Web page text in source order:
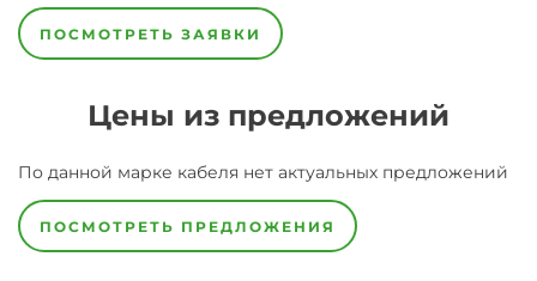
ПОСМОТРЕТЬ ЗАЯВКИ
Цены из предложений
По данной марке кабеля нет актуальных предложений
ПОСМОТРЕТЬ ПРЕДЛОЖЕНИЯ